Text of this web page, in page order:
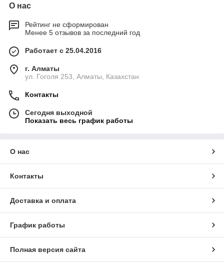
О нас
Рейтинг не сформирован
Менее 5 отзывов за последний год
Работает с 25.04.2016
г. Алматы
ул. Гоголя 253, Алматы, Казахстан
Контакты
Сегодня выходной
Показать весь график работы
О нас
Контакты
Доставка и оплата
График работы
Полная версия сайта